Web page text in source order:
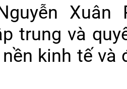
Xuân
trung và
kinh tế và